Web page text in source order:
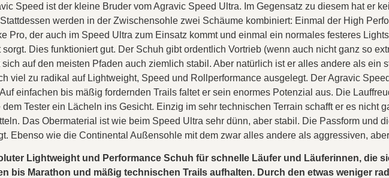
Speed ist der kleine Bruder vom Agravic Speed Ultra. Im Gegensatz zu diesem hat er
werden in der Zwischensohle zwei Schäume kombiniert: Einmal der High
Pro, der auch im Speed Ultra zum Einsatz kommt und einmal ein normales festeres
sorgt. Dies funktioniert gut. Der Schuh gibt ordentlich Vortrieb (wenn auch nicht ganz so
sich auf den meisten Pfaden auch ziemlich stabil. Aber natürlich ist er alles andere als ein
viel zu radikal auf Lightweight, Speed und Rollperformance ausgelegt. Der Agravic
einfachen bis mäßig fordernden Trails faltet er sein enormes Potenzial aus. Die
dem Tester ein Lächeln ins Gesicht. Einzig im sehr technischen Terrain schafft er es nicht
Das Obermaterial ist wie beim Speed Ultra sehr dünn, aber stabil. Die Passform und
Ebenso wie die Continental Außensohle mit dem zwar alles andere als aggressiven,
Lightweight und Performance Schuh für schnelle Läufer und Läuferinnen, die
bis Marathon und mäßig technischen Trails aufhalten. Durch den etwas weniger